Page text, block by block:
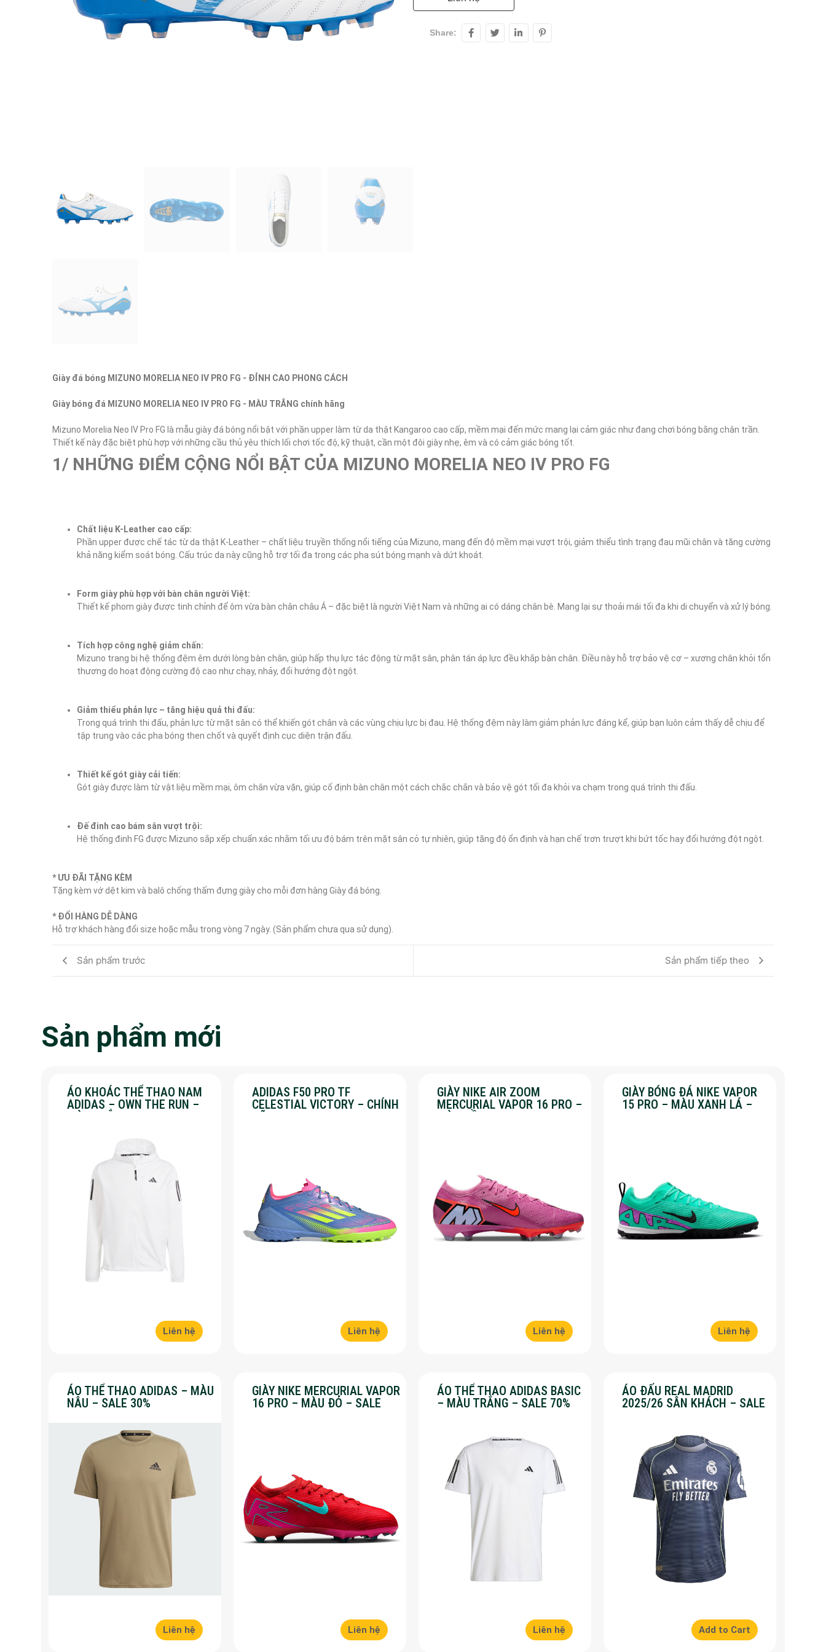
Share:
Giày đá bóng MIZUNO MORELIA NEO IV PRO FG - ĐỈNH CAO PHONG CÁCH
Giày bóng đá MIZUNO MORELIA NEO IV PRO FG - MÀU TRẮNG chính hãng
Mizuno Morelia Neo IV Pro FG là mẫu giày đá bóng nổi bật với phần upper làm từ da thật Kangaroo cao cấp, mềm mại đến mức mang lại cảm giác như đang chơi bóng bằng chân trần.
1/ NHỮNG ĐIỂM CỘNG NỔI BẬT CỦA MIZUNO MORELIA NEO IV PRO FG
Chất liệu K-Leather cao cấp:
Phần upper được chế tác từ da thật K-Leather – chất liệu truyền thống nổi tiếng của Mizuno, mang đến độ mềm mại vượt trội, giảm thiểu tình trạng đau mũi chân và tăng cường
khả năng kiểm soát bóng. Cấu trúc da này cũng hỗ trợ tối đa trong các pha sút bóng mạnh và dứt khoát.
Form giày phù hợp với bàn chân người Việt:
Thiết kế phom giày được tinh chỉnh để ôm vừa bàn chân châu Á – đặc biệt là người Việt Nam và những ai có dáng chân bè. Mang lại sự thoải mái tối đa khi di chuyển và xử lý bóng.
Tích hợp công nghệ giảm chấn:
Mizuno trang bị hệ thống đệm êm dưới lòng bàn chân, giúp hấp thụ lực tác động từ mặt sân, phân tán áp lực đều khắp bàn chân. Điều này hỗ trợ bảo vệ cơ – xương chân khỏi tổn
thương do hoạt động cường độ cao như chạy, nhảy, đổi hướng đột ngột.
Giảm thiểu phản lực – tăng hiệu quả thi đấu:
Trong quá trình thi đấu, phản lực từ mặt sân có thể khiến gót chân và các vùng chịu lực bị đau. Hệ thống đệm này làm giảm phản lực đáng kể, giúp bạn luôn cảm thấy dễ chịu để
tập trung vào các pha bóng then chốt và quyết định cục diện trận đấu.
Thiết kế gót giày cải tiến:
Gót giày được làm từ vật liệu mềm mại, ôm chân vừa vặn, giúp cố định bàn chân một cách chắc chắn và bảo vệ gót tối đa khỏi va chạm trong quá trình thi đấu.
Đế đinh cao bám sân vượt trội:
Hệ thống đinh FG được Mizuno sắp xếp chuẩn xác nhằm tối ưu độ bám trên mặt sân cỏ tự nhiên, giúp tăng độ ổn định và hạn chế trơn trượt khi bứt tốc hay đổi hướng đột ngột.
* ƯU ĐÃI TẶNG KÈM
Tặng kèm vớ dệt kim và balô chống thấm đựng giày cho mỗi đơn hàng Giày đá bóng.
* ĐỔI HÀNG DỄ DÀNG
Hỗ trợ khách hàng đổi size hoặc mẫu trong vòng 7 ngày. (Sản phẩm chưa qua sử dụng).
Sản phẩm trước Sản phẩm tiếp theo
Sản phẩm mới
ÁO KHOÁC THỂ THAO NAM
ADIDAS – OWN THE RUN –
MÀU TRẮNG
Liên hệ
ADIDAS F50 PRO TF
CELESTIAL VICTORY – CHÍNH
HÃNG – SALE 30%
Liên hệ
GIÀY NIKE AIR ZOOM
MERCURIAL VAPOR 16 PRO –
MÀU HỒNG – SALE 50%
Liên hệ
GIÀY BÓNG ĐÁ NIKE VAPOR
15 PRO – MÀU XANH LÁ –
Liên hệ
ÁO THỂ THAO ADIDAS – MÀU
NÂU – SALE 30%
Liên hệ
GIÀY NIKE MERCURIAL VAPOR
16 PRO – MÀU ĐỎ – SALE
Liên hệ
ÁO THỂ THAO ADIDAS BASIC
– MÀU TRẮNG – SALE 70%
Liên hệ
ÁO ĐẤU REAL MADRID
2025/26 SÂN KHÁCH – SALE
Add to Cart